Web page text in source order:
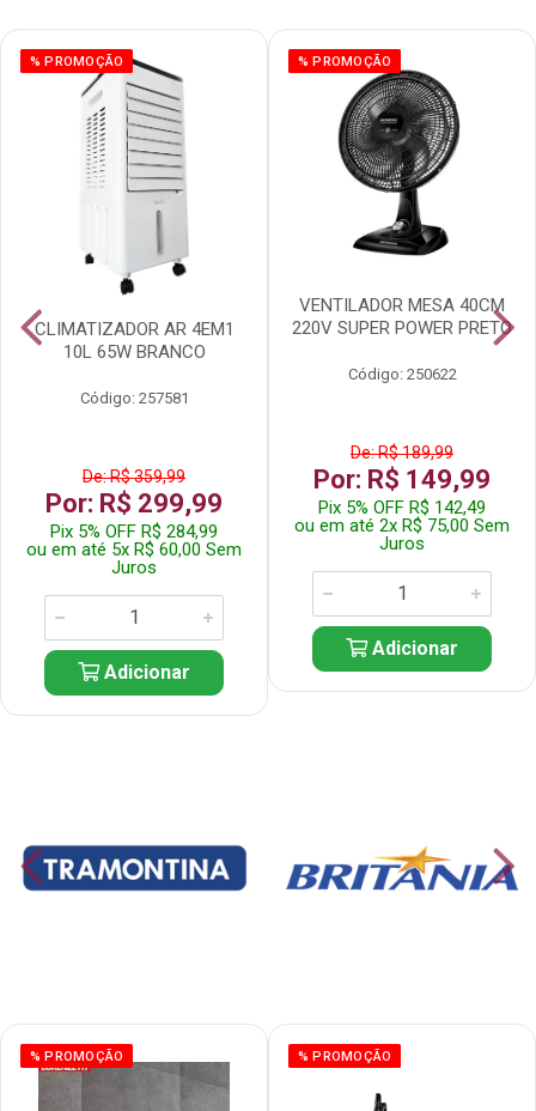
% PROMOÇÃO
CLIMATIZADOR AR 4EM1
10L 65W BRANCO
Código: 257581
De: R$ 359,99
Por: R$ 299,99
Pix 5% OFF R$ 284,99
ou em até 5x R$ 60,00 Sem
Juros
Adicionar
% PROMOÇÃO
VENTILADOR MESA 40CM
220V SUPER POWER PRETO
Código: 250622
De: R$ 189,99
Por: R$ 149,99
Pix 5% OFF R$ 142,49
ou em até 2x R$ 75,00 Sem
Juros
Adicionar
% PROMOÇÃO % PROMOÇÃO